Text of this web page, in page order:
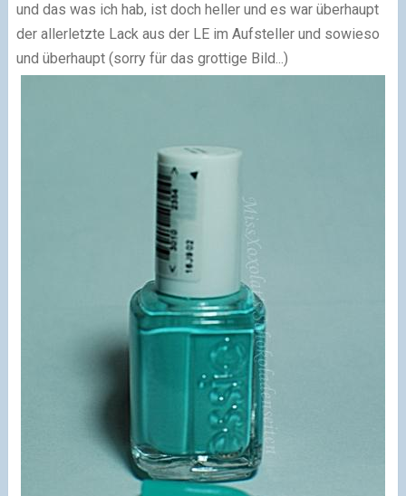
und das was ich hab, ist doch heller und es war überhaupt
der allerletzte Lack aus der LE im Aufsteller und sowieso
und überhaupt (sorry für das grottige Bild...)